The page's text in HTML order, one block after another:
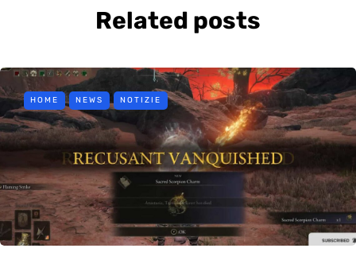
Related posts
HOME NEWS NOTIZIE